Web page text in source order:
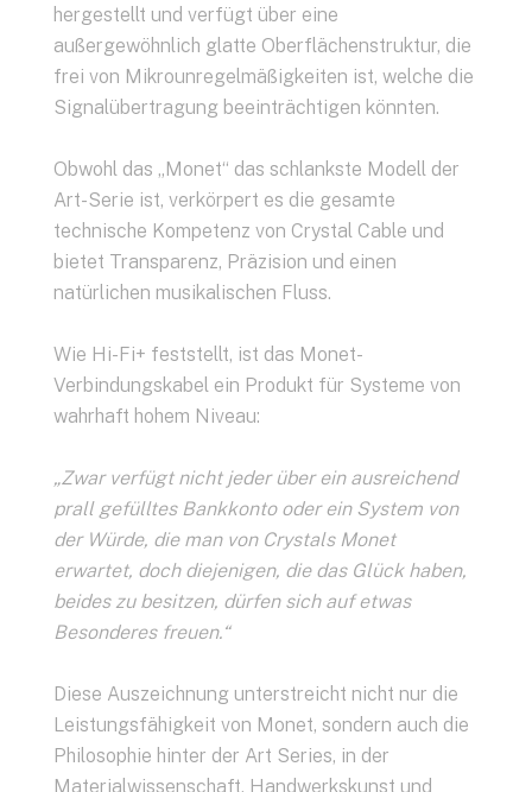
hergestellt und verfügt über eine
außergewöhnlich glatte Oberflächenstruktur, die
frei von Mikrounregelmäßigkeiten ist, welche die
Signalübertragung beeinträchtigen könnten.
Obwohl das „Monet“ das schlankste Modell der
Art-Serie ist, verkörpert es die gesamte
technische Kompetenz von Crystal Cable und
bietet Transparenz, Präzision und einen
natürlichen musikalischen Fluss.
Wie Hi-Fi+ feststellt, ist das Monet-
Verbindungskabel ein Produkt für Systeme von
wahrhaft hohem Niveau:
„Zwar verfügt nicht jeder über ein ausreichend
prall gefülltes Bankkonto oder ein System von
der Würde, die man von Crystals Monet
erwartet, doch diejenigen, die das Glück haben,
beides zu besitzen, dürfen sich auf etwas
Besonderes freuen.“
Diese Auszeichnung unterstreicht nicht nur die
Leistungsfähigkeit von Monet, sondern auch die
Philosophie hinter der Art Series, in der
Materialwissenschaft, Handwerkskunst und